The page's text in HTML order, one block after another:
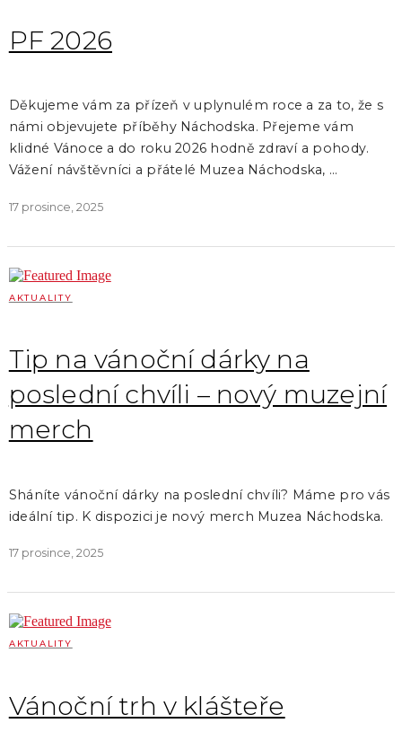
PF 2026
Děkujeme vám za přízeň v uplynulém roce a za to, že s
námi objevujete příběhy Náchodska. Přejeme vám
klidné Vánoce a do roku 2026 hodně zdraví a pohody.
Vážení návštěvníci a přátelé Muzea Náchodska, …
17 prosince, 2025
AKTUALITY
Tip na vánoční dárky na
poslední chvíli – nový muzejní
merch
Sháníte vánoční dárky na poslední chvíli? Máme pro vás
ideální tip. K dispozici je nový merch Muzea Náchodska.
17 prosince, 2025
AKTUALITY
Vánoční trh v klášteře